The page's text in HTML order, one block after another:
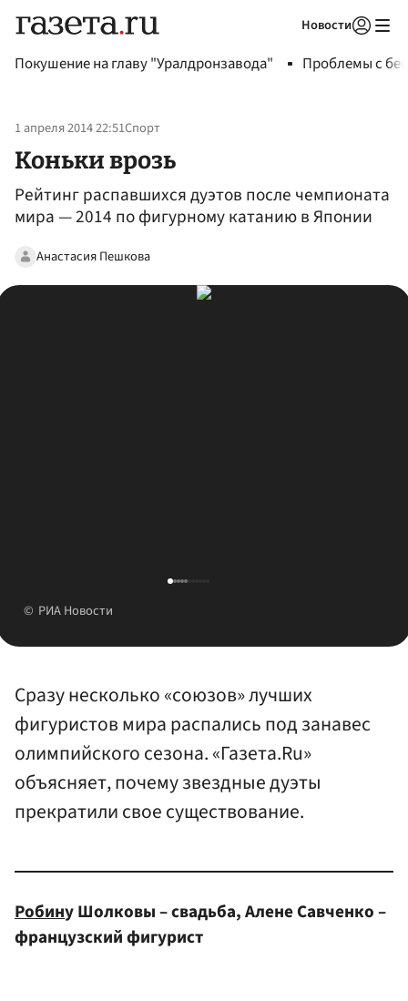
Новости
Покушение на главу "Уралдронзавода" Проблемы с
1 апреля 2014 22:51Спорт
Коньки врозь
Рейтинг распавшихся дуэтов после чемпионата
мира — 2014 по фигурному катанию в Японии
Анастасия Пешкова
РИА Новости
Сразу несколько «союзов» лучших
фигуристов мира распались под занавес
олимпийского сезона. «Газета.Ru»
объясняет, почему звездные дуэты
прекратили свое существование.
Робину Шолковы – свадьба, Алене Савченко –
французский фигурист